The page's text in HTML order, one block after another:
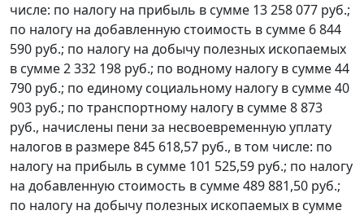
числе: по налогу на прибыль в сумме 13 258 077 руб.;
по налогу на добавленную стоимость в сумме 6 844
590 руб.; по налогу на добычу полезных ископаемых
в сумме 2 332 198 руб.; по водному налогу в сумме 44
790 руб.; по единому социальному налогу в сумме 40
903 руб.; по транспортному налогу в сумме 8 873
руб., начислены пени за несвоевременную уплату
налогов в размере 845 618,57 руб., в том числе: по
налогу на прибыль в сумме 101 525,59 руб.; по налогу
на добавленную стоимость в сумме 489 881,50 руб.;
по налогу на добычу полезных ископаемых в сумме